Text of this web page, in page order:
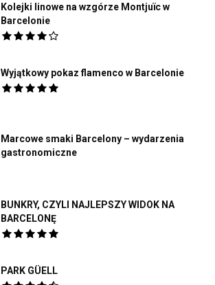
Kolejki linowe na wzgórze Montjuïc w
Barcelonie
Wyjątkowy pokaz flamenco w Barcelonie
Marcowe smaki Barcelony – wydarzenia
gastronomiczne
BUNKRY, CZYLI NAJLEPSZY WIDOK NA
BARCELONĘ
PARK GÜELL